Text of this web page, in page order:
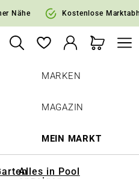
springen
Nähe Kostenlose
MARKEN
MAGAZIN
MEIN MARKT
Alles in Pool